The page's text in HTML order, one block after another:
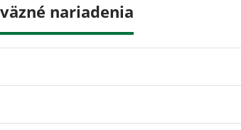
nariadenia